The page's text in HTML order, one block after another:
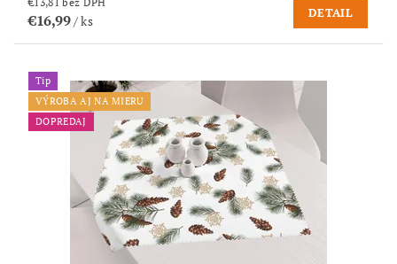
€16,99/ ks
DETAIL
Tip
VÝROBA AJ NA MIERU
DOPREDAJ